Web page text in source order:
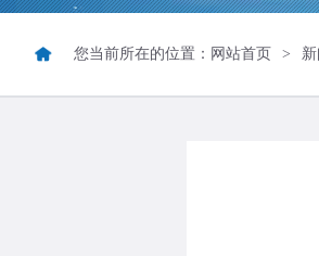
您当前所在的位置： 网站首页 >